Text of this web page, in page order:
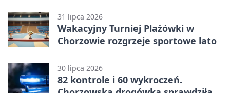
31 lipca 2026
Wakacyjny Turniej Plażówki w
Chorzowie rozgrzeje sportowe lato
30 lipca 2026
82 kontrole i 60 wykroczeń.